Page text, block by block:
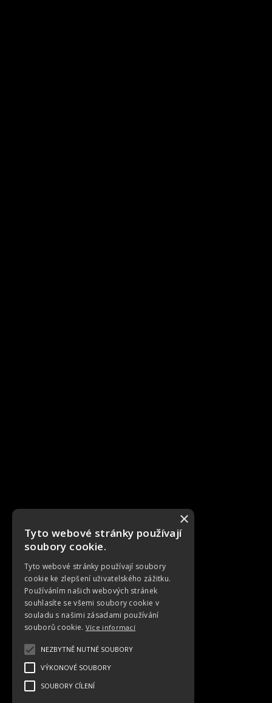
×
Tyto webové stránky používají
soubory cookie.
Tyto webové stránky používají soubory
cookie ke zlepšení uživatelského zážitku.
Používáním našich webových stránek
souhlasíte se všemi soubory cookie v
souladu s našimi zásadami používání
souborů cookie. Více informací
NEZBYTNĚ NUTNÉ SOUBORY
VÝKONOVÉ SOUBORY
SOUBORY CÍLENÍ